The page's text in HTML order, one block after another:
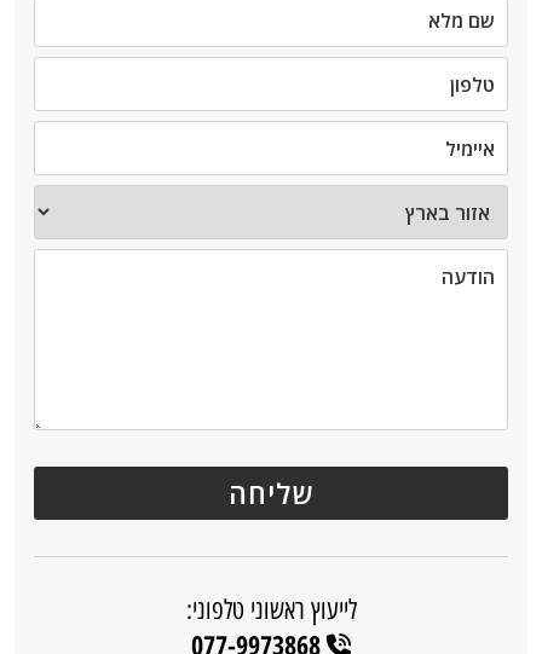
לייעוץ ראשוני טלפוני:
077-9973868